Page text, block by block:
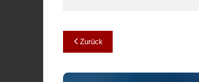
Beitragsnavigation
Zurück